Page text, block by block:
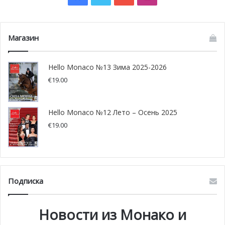
Condamine, François d’Assise — Nicolas Barré, L’école des
Révoires, а также ученики группы Choré-Voix, решившие
поучаствовать в данной постановке в свободное от
занятий время.
Фото: fr.montecarlosbm.com/gouv.mc
Магазин
Hello Monaco №13 Зима 2025-2026
€19.00
Hello Monaco №12 Лето – Осень 2025
€19.00
Подписка
Новости из Монако и